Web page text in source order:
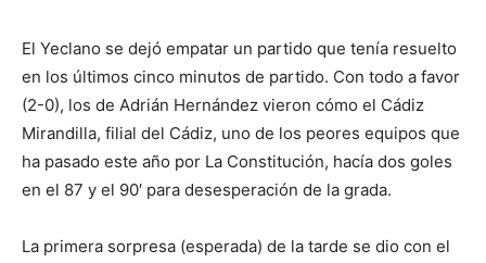
El Yeclano se dejó empatar un partido que tenía resuelto
en los últimos cinco minutos de partido. Con todo a favor
(2-0), los de Adrián Hernández vieron cómo el Cádiz
Mirandilla, filial del Cádiz, uno de los peores equipos que
ha pasado este año por La Constitución, hacía dos goles
en el 87 y el 90′ para desesperación de la grada.
La primera sorpresa (esperada) de la tarde se dio con el